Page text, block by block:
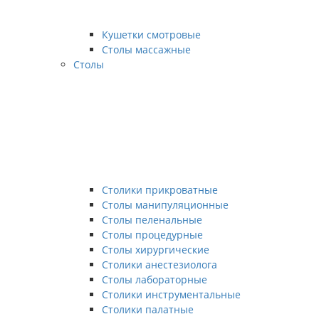
Кушетки смотровые
Столы массажные
Столы
Столики прикроватные
Столы манипуляционные
Столы пеленальные
Столы процедурные
Столы хирургические
Столики анестезиолога
Столы лабораторные
Столики инструментальные
Столики палатные